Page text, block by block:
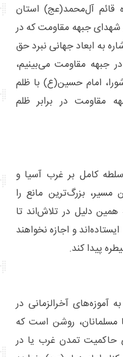
قائم آل‌محمد(عج) استان
شهدای جبهه مقاومت که در
به ابعاد جهانی نبرد حق
جبهه مقاومت می‌بینیم،
امام حسین(ع) با ظلم
مقاومت در برابر ظلم
کامل بر غرب آسیا و
بزرگ‌ترین مانع را
همین دلیل در تلاش‌اند تا
ایستاده‌اند و اجازه نخواهند
پیدا کند.
آموزه‌های آخرالزمانی در
مسلمانان، روشن است که
حاکمیت تمدن غرب یا در